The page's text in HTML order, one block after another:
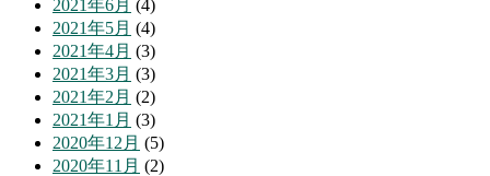
2021年6月 (4)
2021年5月 (4)
2021年4月 (3)
2021年3月 (3)
2021年2月 (2)
2021年1月 (3)
2020年12月 (5)
2020年11月 (2)